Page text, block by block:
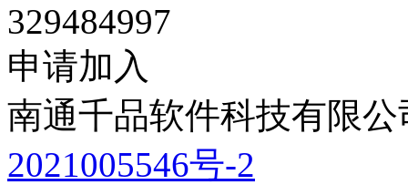
329484997
申请加入
南通千品软件科技有限
2021005546号-2